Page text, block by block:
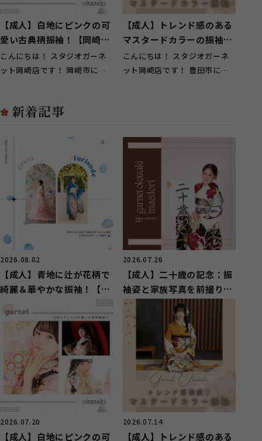
【成人】白地にピンクの可
愛い古典柄振袖！【岡崎
市】
こんにちは！ スタジオガーネ
ット岡崎店です！ 岡崎市にお
【成人】トレンド感のある
マスタードカラーの振袖が
印象的【豊田市】
こんにちは！ スタジオガーネ
ット岡崎店です！ 豊田市にお
新着記事
2026.08.02
【成人】青地に辻が花柄で
綺麗＆華やかな振袖！【豊
2026.07.26
【成人】二十歳の記念：振
袖姿と家族写真を前撮り！
【豊田市】
2026.07.20
【成人】白地にピンクの可
2026.07.14
【成人】トレンド感のある